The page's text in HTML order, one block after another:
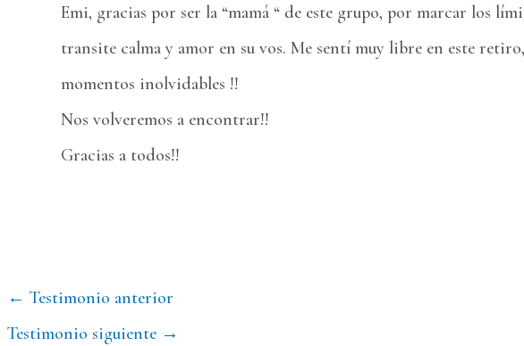
Emi, gracias por ser la “mamá “ de este grupo, por marcar los
transite calma y amor en su vos. Me sentí muy libre en este
momentos inolvidables !!
Nos volveremos a encontrar!!
Gracias a todos!!
Navegación
de
← Testimonio anterior
Testimonio siguiente →